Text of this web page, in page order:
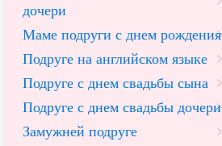
дочери
Маме подруги с днем рождения
Подруге на английском языке
Подруге с днем свадьбы сына
Подруге с днем свадьбы дочери
Замужней подруге